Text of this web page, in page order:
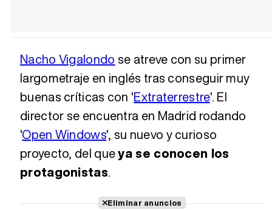
Nacho Vigalondo se atreve con su primer
largometraje en inglés tras conseguir muy
buenas críticas con 'Extraterrestre'. El
director se encuentra en Madrid rodando
'Open Windows', su nuevo y curioso
proyecto, del queya se conocen los
protagonistas.
Eliminar anuncios